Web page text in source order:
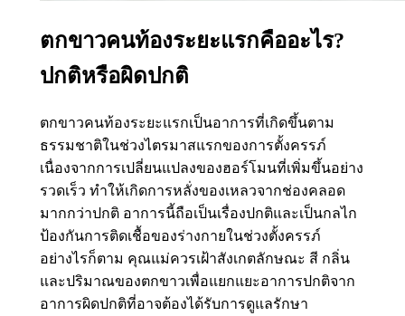
ตกขาวคนท้องระยะแรกคืออะไร?
ปกติหรือผิดปกติ
ตกขาวคนท้องระยะแรกเป็นอาการที่เกิดขึ้นตาม
ธรรมชาติในช่วงไตรมาสแรกของการตั้งครรภ์
เนื่องจากการเปลี่ยนแปลงของฮอร์โมนที่เพิ่มขึ้นอย่าง
รวดเร็ว ทำให้เกิดการหลั่งของเหลวจากช่องคลอด
มากกว่าปกติ อาการนี้ถือเป็นเรื่องปกติและเป็นกลไก
ป้องกันการติดเชื้อของร่างกายในช่วงตั้งครรภ์
อย่างไรก็ตาม คุณแม่ควรเฝ้าสังเกตลักษณะ สี กลิ่น
และปริมาณของตกขาวเพื่อแยกแยะอาการปกติจาก
อาการผิดปกติที่อาจต้องได้รับการดูแลรักษา